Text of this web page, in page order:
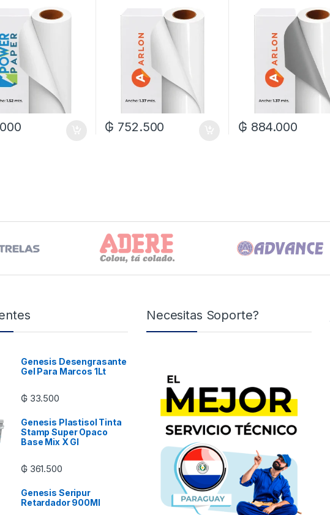
₲ 752.500 ₲ 884.000
Genesis Desengrasante
Gel Para Marcos 1Lt
₲ 33.500
Genesis Plastisol Tinta
Stamp Super Opaco
Base Mix X Gl
₲ 361.500
Genesis Seripur
Retardador 900Ml
Necesitas Soporte?